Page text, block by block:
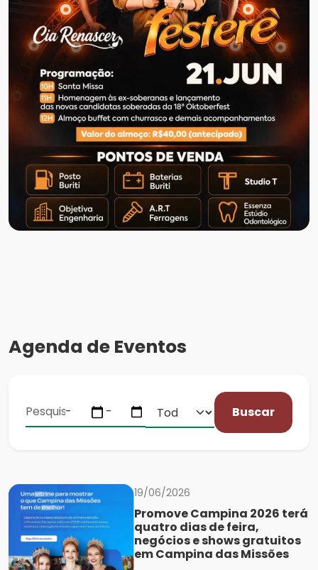
Agenda de Eventos
Buscar
19/06/2026
Promove Campina 2026 terá
quatro dias de feira,
negócios e shows gratuitos
em Campina das Missões